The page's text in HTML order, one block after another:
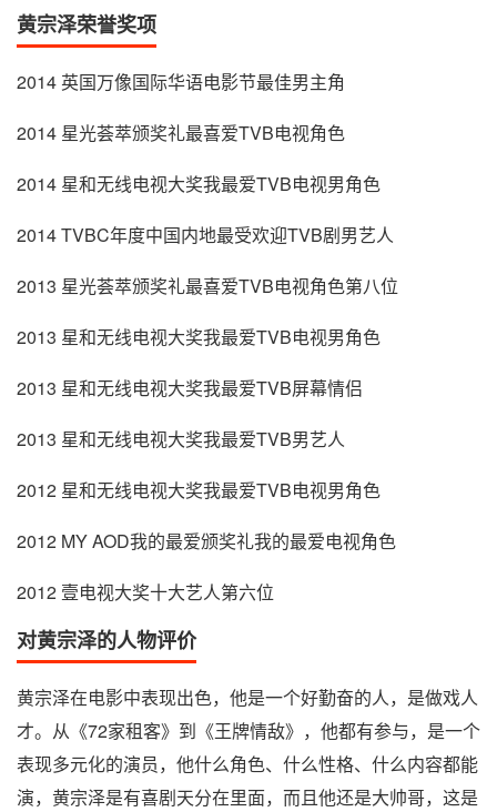
黄宗泽荣誉奖项
2014 英国万像国际华语电影节最佳男主角
2014 星光荟萃颁奖礼最喜爱TVB电视角色
2014 星和无线电视大奖我最爱TVB电视男角色
2014 TVBC年度中国内地最受欢迎TVB剧男艺人
2013 星光荟萃颁奖礼最喜爱TVB电视角色第八位
2013 星和无线电视大奖我最爱TVB电视男角色
2013 星和无线电视大奖我最爱TVB屏幕情侣
2013 星和无线电视大奖我最爱TVB男艺人
2012 星和无线电视大奖我最爱TVB电视男角色
2012 MY AOD我的最爱颁奖礼我的最爱电视角色
2012 壹电视大奖十大艺人第六位
对黄宗泽的人物评价
黄宗泽在电影中表现出色，他是一个好勤奋的人，是做戏人
才。从《72家租客》到《王牌情敌》，他都有参与，是一个
表现多元化的演员，他什么角色、什么性格、什么内容都能
演，黄宗泽是有喜剧天分在里面，而且他还是大帅哥，这是